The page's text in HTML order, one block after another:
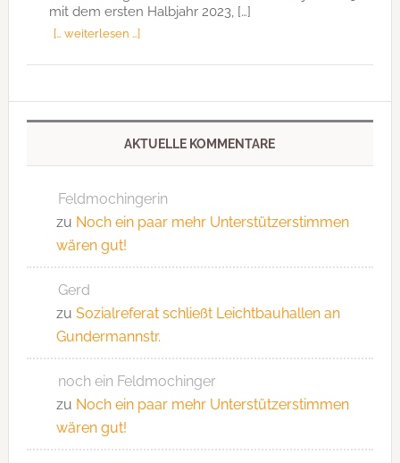
mit dem ersten Halbjahr 2023, […]
[… weiterlesen …]
AKTUELLE KOMMENTARE
Feldmochingerin
zu Noch ein paar mehr Unterstützerstimmen
wären gut!
Gerd
zu Sozialreferat schließt Leichtbauhallen an
Gundermannstr.
noch ein Feldmochinger
zu Noch ein paar mehr Unterstützerstimmen
wären gut!